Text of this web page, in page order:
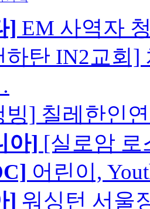
] EM 사역자
하탄 IN2교회]
빙] 칠레한인
아] [실로암 로
어린이,
] 워싱턴 서울